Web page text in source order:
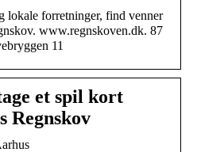
lokale forretninger, find venner
www.regnskoven.dk. 87
11
et spil kort
Regnskov